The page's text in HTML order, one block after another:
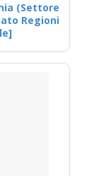
(Settore
Regioni